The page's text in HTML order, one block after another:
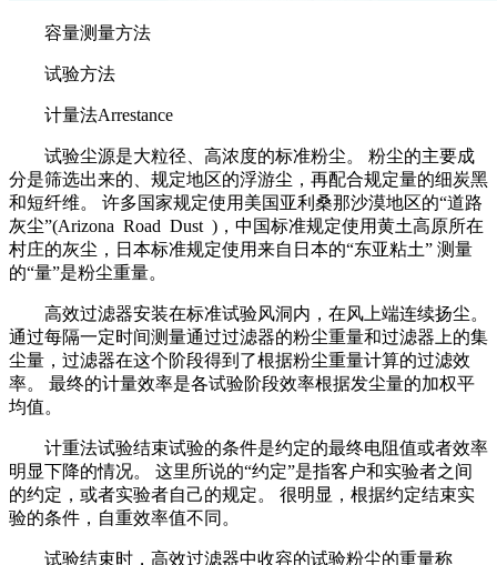
容量测量方法
试验方法
计量法Arrestance
试验尘源是大粒径、高浓度的标准粉尘。 粉尘的主要成
分是筛选出来的、规定地区的浮游尘，再配合规定量的细炭黑
和短纤维。 许多国家规定使用美国亚利桑那沙漠地区的“道路
灰尘”(Arizona Road Dust )，中国标准规定使用黄土高原所在
村庄的灰尘，日本标准规定使用来自日本的“东亚粘土” 测量
的“量”是粉尘重量。
高效过滤器安装在标准试验风洞内，在风上端连续扬尘。
通过每隔一定时间测量通过过滤器的粉尘重量和过滤器上的集
尘量，过滤器在这个阶段得到了根据粉尘重量计算的过滤效
率。 最终的计量效率是各试验阶段效率根据发尘量的加权平
均值。
计重法试验结束试验的条件是约定的最终电阻值或者效率
明显下降的情况。 这里所说的“约定”是指客户和实验者之间
的约定，或者实验者自己的规定。 很明显，根据约定结束实
验的条件，自重效率值不同。
试验结束时，高效过滤器中收容的试验粉尘的重量称